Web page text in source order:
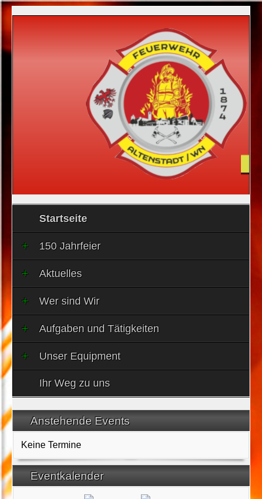
Startseite
150 Jahrfeier
Aktuelles
Wer sind Wir
Aufgaben und Tätigkeiten
Unser Equipment
Ihr Weg zu uns
Anstehende Events
Keine Termine
Eventkalender